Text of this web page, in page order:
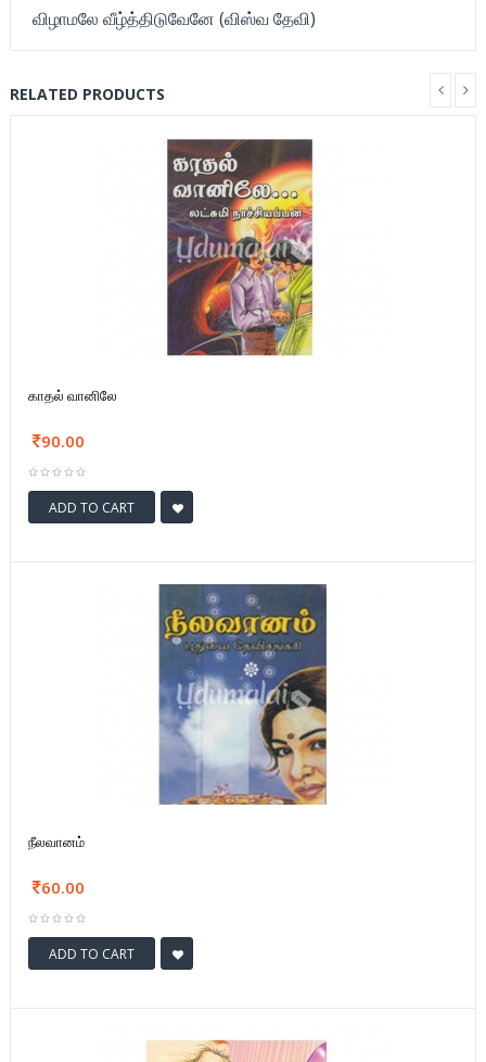
விழாமலே வீழ்த்திடுவேனே (விஸ்வ தேவி)
RELATED PRODUCTS
காதல் வானிலே
90.00
ADD TO CART
நீலவானம்
60.00
ADD TO CART